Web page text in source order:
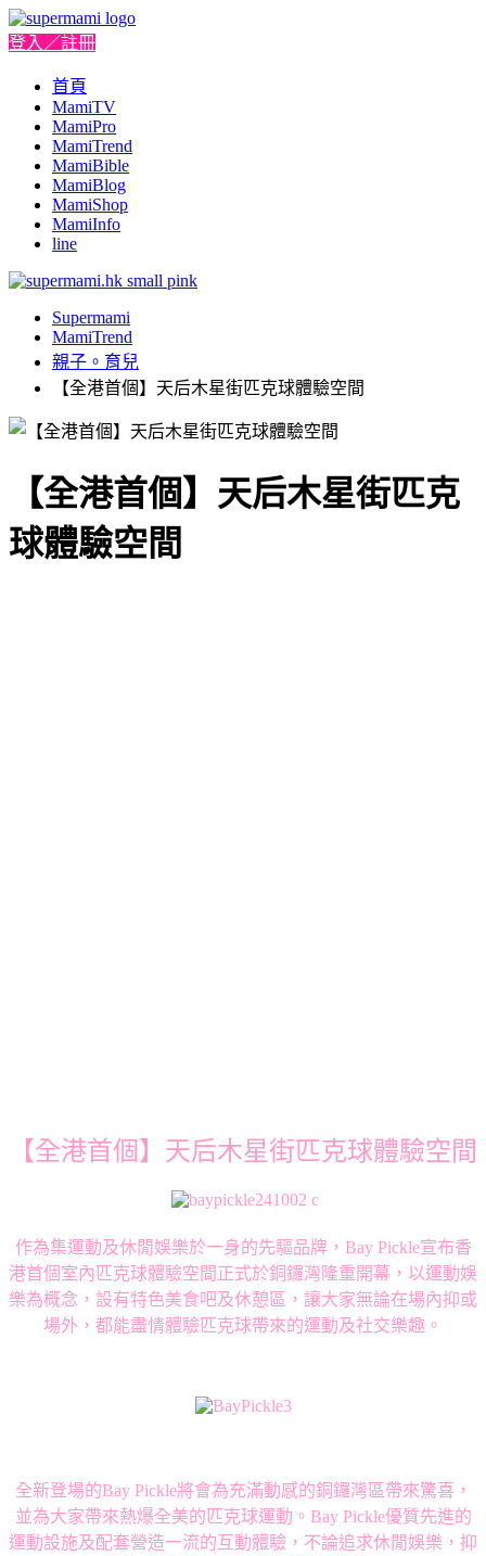
登入／註冊
首頁
MamiTV
MamiPro
MamiTrend
MamiBible
MamiBlog
MamiShop
MamiInfo
line
Supermami
MamiTrend
親子。育兒
【全港首個】天后木星街匹克球體驗空間
【全港首個】天后木星街匹克
球體驗空間
【全港首個】天后木星街匹克球體驗空間
作為集運動及休閒娛樂於一身的先驅品牌，Bay Pickle宣布香
港首個室內匹克球體驗空間正式於銅鑼灣隆重開幕，以運動娛
樂為概念，設有特色美食吧及休憩區，讓大家無論在場內抑或
場外，都能盡情體驗匹克球帶來的運動及社交樂趣。
全新登場的Bay Pickle將會為充滿動感的銅鑼灣區帶來驚喜，
並為大家帶來熱爆全美的匹克球運動。 Bay Pickle優質先進的
運動設施及配套營造一流的互動體驗， 不論追求休閒娛樂，抑